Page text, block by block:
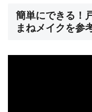
簡単にできる！
まねメイクを参